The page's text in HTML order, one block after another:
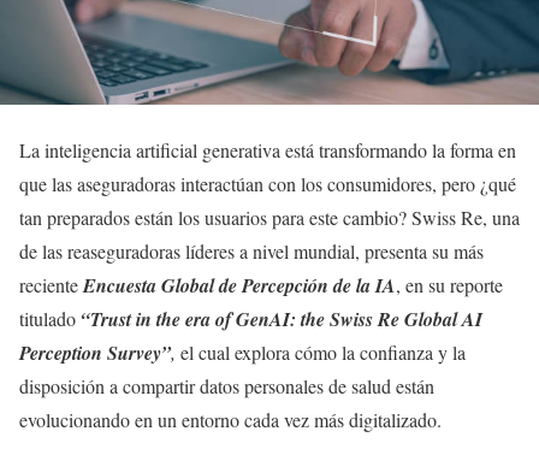
La inteligencia artificial generativa está transformando la forma en
que las aseguradoras interactúan con los consumidores, pero ¿qué
tan preparados están los usuarios para este cambio? Swiss Re, una
de las reaseguradoras líderes a nivel mundial, presenta su más
recienteEncuesta Global de Percepción de la IA, en su reporte
titulado “Trust in the era of GenAI: the Swiss Re Global AI
Perception Survey”, el cual explora cómo la confianza y la
disposición a compartir datos personales de salud están
evolucionando en un entorno cada vez más digitalizado.